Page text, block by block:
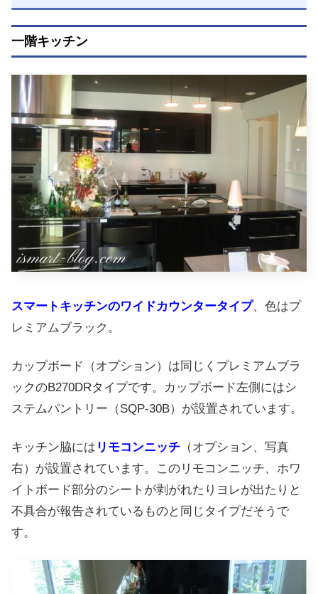
一階キッチン
スマートキッチンのワイドカウンタータイプ、色はプ
レミアムブラック。
カップボード（オプション）は同じくプレミアムブラ
ックのB270DRタイプです。カップボード左側にはシ
ステムパントリー（SQP-30B）が設置されています。
キッチン脇には リモコンニッチ （オプション、写真
右）が設置されています。このリモコンニッチ、ホワ
イトボード部分のシートが剥がれたりヨレが出たりと
不具合が報告されているものと同じタイプだそうで
す。